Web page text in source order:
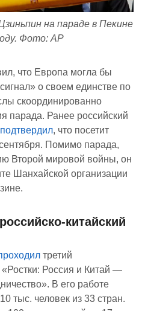
на параде в Пекине
Фото: AP
что Европа могла бы
о своем единстве по
скоординированно
парада. Ранее российский
подтвердил, что посетит
Помимо парада,
Второй мировой войны, он
Шанхайской организации
китайский
третий
Россия и Китай —
В его работе
тыс. человек из 33 стран.